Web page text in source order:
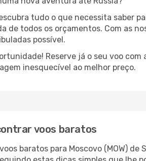
tudo o que necessita saber
de todos os orçamentos. Com as
possível.
Reserve já o seu voo com
inesquecível ao melhor preço.
voos baratos
baratos para Moscovo (MOW)